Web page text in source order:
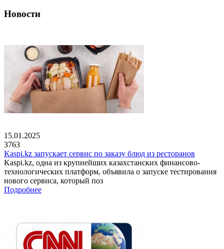
Новости
15.01.2025
3763
Kaspi.kz запускает сервис по заказу блюд из ресторанов
Kaspi.kz, одна из крупнейших казахстанских финансово-
технологических платформ, объявила о запуске тестирования
нового сервиса, который поз
Подробнее